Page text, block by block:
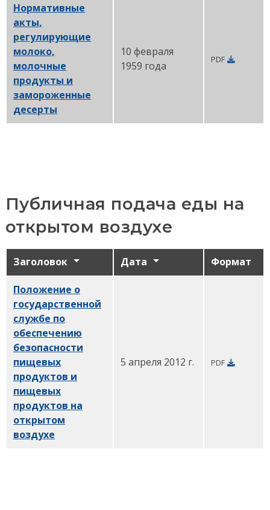
Нормативные
акты,
регулирующие
молоко,
молочные
продукты и
замороженные
десерты
10 февраля
1959 года
PDF
Публичная подача еды на
открытом воздухе
Заголовок Дата Формат
Положение о
государственной
службе по
обеспечению
безопасности
пищевых
продуктов и
пищевых
продуктов на
открытом
воздухе
5 апреля 2012 г. PDF